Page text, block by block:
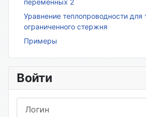
Уравнение теплопроводности для
ограниченного стержня
Примеры
Войти